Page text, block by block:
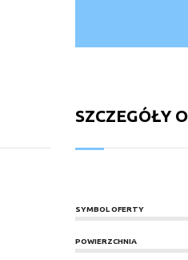
SZCZEGÓŁY
SYMBOL OFERTY
POWIERZCHNIA